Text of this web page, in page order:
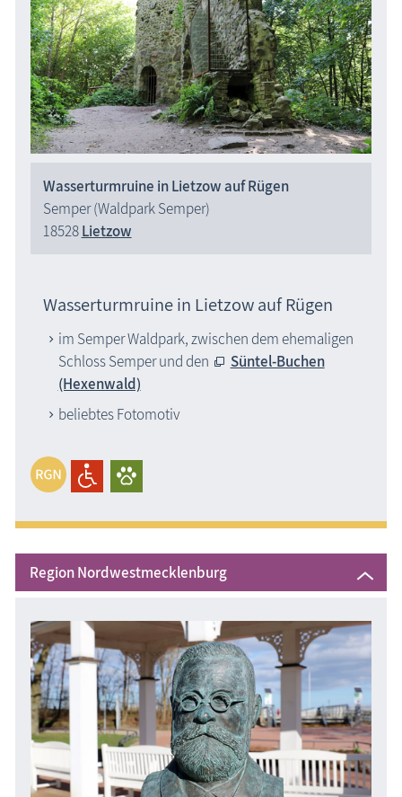
Wasserturmruine in Lietzow auf Rügen
Semper (Waldpark Semper)
18528Lietzow
Wasserturmruine in Lietzow auf Rügen
im Semper Waldpark, zwischen dem ehemaligen
Schloss Semper und den
Süntel-Buchen
(Hexenwald)
beliebtes Fotomotiv
Region Nordwestmecklenburg